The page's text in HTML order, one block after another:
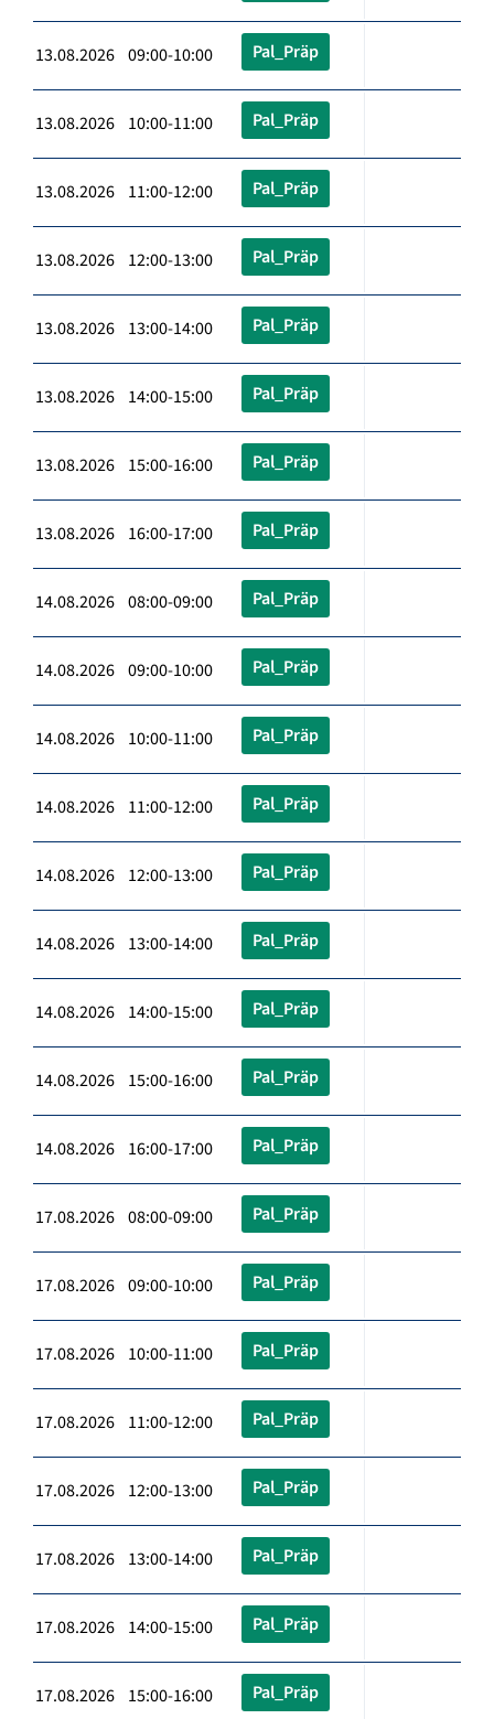
13.08.2026 09:00-10:00 Pal_Präp
13.08.2026 10:00-11:00 Pal_Präp
13.08.2026 11:00-12:00 Pal_Präp
13.08.2026 12:00-13:00 Pal_Präp
13.08.2026 13:00-14:00 Pal_Präp
13.08.2026 14:00-15:00 Pal_Präp
13.08.2026 15:00-16:00 Pal_Präp
13.08.2026 16:00-17:00 Pal_Präp
14.08.2026 08:00-09:00 Pal_Präp
14.08.2026 09:00-10:00 Pal_Präp
14.08.2026 10:00-11:00 Pal_Präp
14.08.2026 11:00-12:00 Pal_Präp
14.08.2026 12:00-13:00 Pal_Präp
14.08.2026 13:00-14:00 Pal_Präp
14.08.2026 14:00-15:00 Pal_Präp
14.08.2026 15:00-16:00 Pal_Präp
14.08.2026 16:00-17:00 Pal_Präp
17.08.2026 08:00-09:00 Pal_Präp
17.08.2026 09:00-10:00 Pal_Präp
17.08.2026 10:00-11:00 Pal_Präp
17.08.2026 11:00-12:00 Pal_Präp
17.08.2026 12:00-13:00 Pal_Präp
17.08.2026 13:00-14:00 Pal_Präp
17.08.2026 14:00-15:00 Pal_Präp
17.08.2026 15:00-16:00 Pal_Präp